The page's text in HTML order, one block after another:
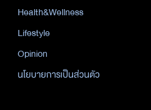
Health&Wellness
Lifestyle
Opinion
นโยบายการเป็นส่วนตัว